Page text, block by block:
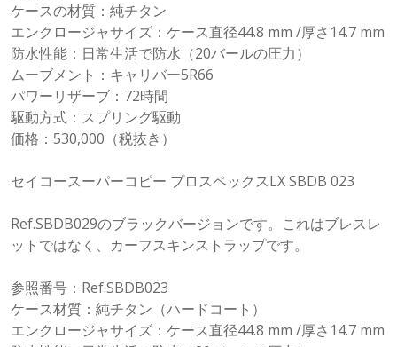
ケースの材質：純チタン
エンクロージャサイズ：ケース直径44.8 mm /厚さ14.7 mm
防水性能：日常生活で防水（20バールの圧力）
ムーブメント：キャリバー5R66
パワーリザーブ：72時間
駆動方式：スプリング駆動
価格：530,000（税抜き）
セイコースーパーコピー プロスペックスLX SBDB 023
Ref.SBDB029のブラックバージョンです。これはブレスレ
ットではなく、カーフスキンストラップです。
参照番号：Ref.SBDB023
ケース材質：純チタン（ハードコート）
エンクロージャサイズ：ケース直径44.8 mm /厚さ14.7 mm